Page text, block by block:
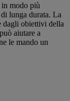
in modo più
lunga durata. La
dagli obiettivi della
aiutare a
le mando un